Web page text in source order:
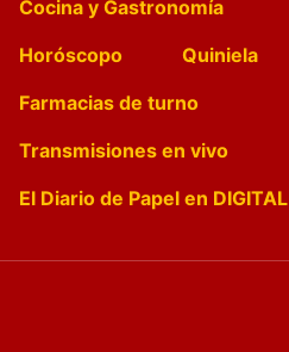
Cocina y Gastronomía
Horóscopo
Quiniela
Farmacias de turno
Transmisiones en vivo
El Diario de Papel en DIGITAL